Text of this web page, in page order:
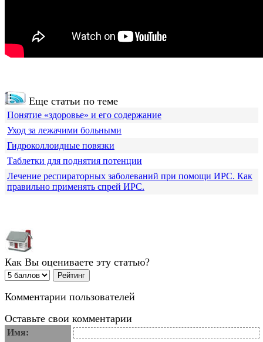
Еще статьи по теме
Понятие «здоровье» и его содержание
Уход за лежачими больными
Гидроколлоидные повязки
Таблетки для поднятия потенции
Лечение респираторных заболеваний при помощи ИРС. Как
правильно применять спрей ИРС.
Как Вы оцениваете эту статью?
Комментарии пользователей
Оставьте свои комментарии
Имя: